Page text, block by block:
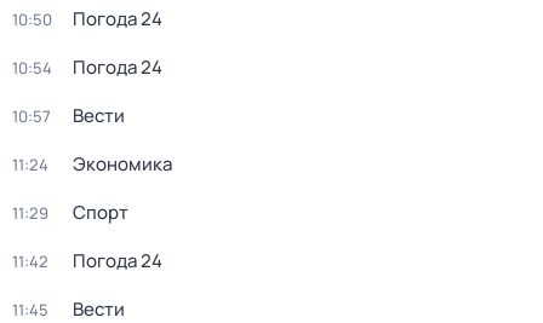
10:50 Погода 24
10:54 Погода 24
10:57 Вести
11:24 Экономика
11:29 Спорт
11:42 Погода 24
11:45 Вести